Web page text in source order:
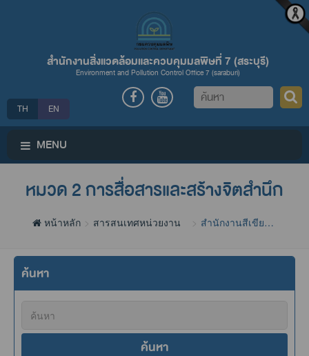
สำนักงานสิ่งแวดล้อมและควบคุมมลพิษที่ 7 (สระบุรี)
Environment and Pollution Control Office 7 (saraburi)
TH EN
ค้นหา
MENU
หมวด 2 การสื่อสารและสร้างจิตสำนึก
หน้าหลัก สารสนเทศหน่วยงาน
สำนักงานสีเขียว
ค้นหา
ค้นหา